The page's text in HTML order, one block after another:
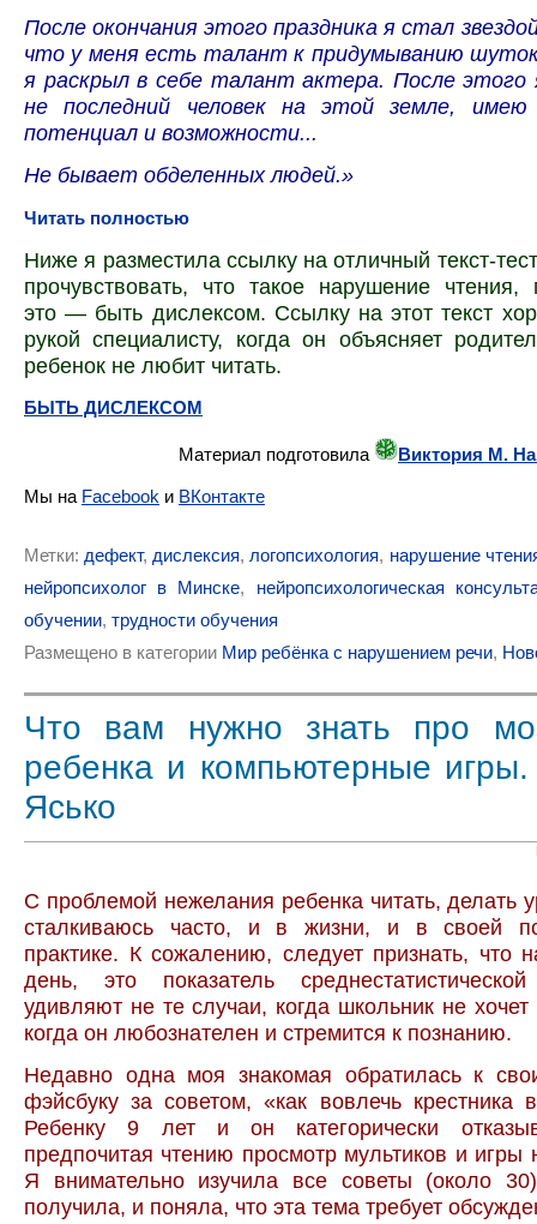
После окончания этого праздника я стал
что у меня есть талант к придумыванию
я раскрыл в себе талант актера. После этого
не последний человек на этой земле, имею
потенциал и возможности...
Не бывает обделенных людей.»
Читать полностью
Ниже я разместила ссылку на отличный текст-
прочувствовать, что такое нарушение чтения,
это — быть дислексом. Ссылку на этот текст
рукой специалисту, когда он объясняет
ребенок не любит читать.
БЫТЬ ДИСЛЕКСОМ
Материал подготовила Виктория М.
Мы на Facebook и ВКонтакте
Метки: дефект, дислексия, логопсихология, нарушение
нейропсихолог в Минске, нейропсихологическая
обучении, трудности обучения
Размещено в категории Мир ребёнка с нарушением речи,
Что вам нужно знать про
ребенка и компьютерные игры.
Ясько
С проблемой нежелания ребенка читать, делать
сталкиваюсь часто, и в жизни, и в своей
практике. К сожалению, следует признать, что
день, это показатель
удивляют не те случаи, когда школьник не хочет
когда он любознателен и стремится к познанию.
Недавно одна моя знакомая обратилась к
фэйсбуку за советом, «как вовлечь крестника
Ребенку 9 лет и он категорически
предпочитая чтению просмотр мультиков и игры
Я внимательно изучила все советы (около
получила, и поняла, что эта тема требует